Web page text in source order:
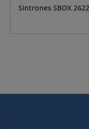
Sintrones SBOX